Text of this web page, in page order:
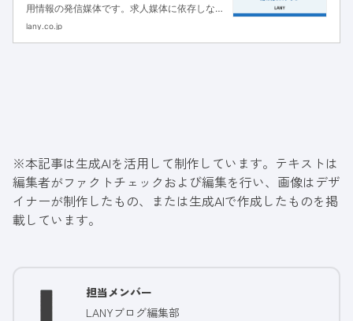
用情報の発信媒体です。求人媒体に依存しない
母集団形成を実現できるだけでなく、AI時代に
lany.co.jp
※本記事は生成AIを活用して制作しています。テキストは
編集者がファクトチェックおよび編集を行い、画像はデザ
イナーが制作したもの、または生成AIで作成したものを掲
載しています。
担当メンバー
LANYブログ編集部